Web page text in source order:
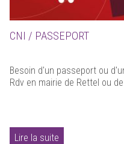
CNI / PASSEPORT
Besoin d'un passeport ou
Rdv en mairie de Rettel ou
Lire la suite